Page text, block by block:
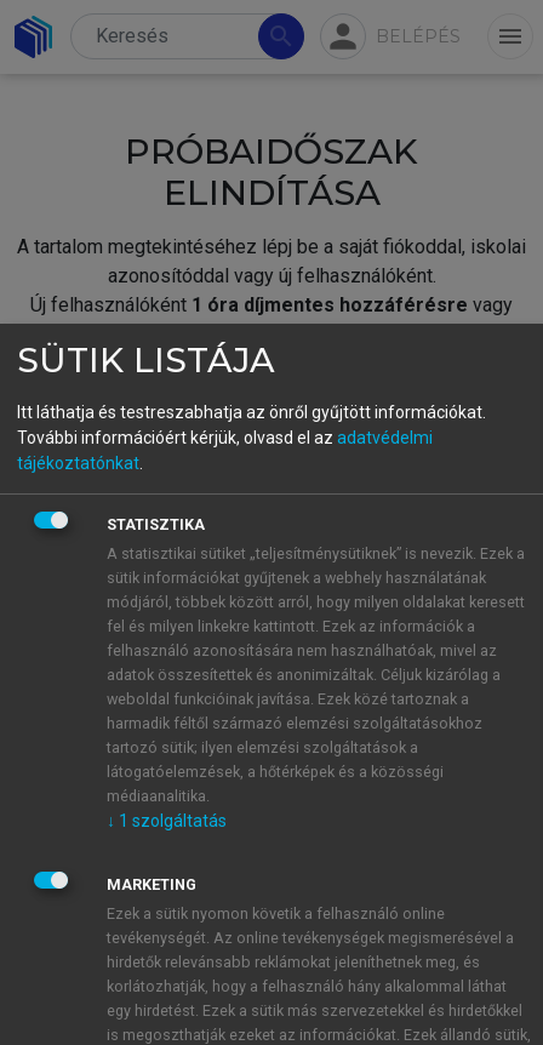
search person BELÉPÉS menu
PRÓBAIDŐSZAK
ELINDÍTÁSA
A tartalom megtekintéséhez lépj be a saját fiókoddal, iskolai
azonosítóddal vagy új felhasználóként.
Új felhasználóként 1 óra díjmentes hozzáférésre vagy
fiókoddal,vagy hozz létre új fiókot.
A regisztráció után apróbaidőszakautomatikusan
BELÉPÉS SAJÁT FIÓKKAL
ÚJ FIÓK LÉTREHOZÁSA
1 óra díjmentes hozzáférés
E-MAIL-CÍM
JELSZÓ
JELSZÓ ÚJRA
SÜTIK LISTÁJA
Itt láthatja és testreszabhatja az önről gyűjtött információkat.
További információért kérjük, olvasd el az adatvédelmi
tájékoztatónkat
STATISZTIKA
A statisztikai sütiket „teljesítménysütiknek” is nevezik. Ezek a
sütik információkat gyűjtenek a webhely használatának
módjáról, többek között arról, hogy milyen oldalakat keresett
fel és milyen linkekre kattintott. Ezek az információk a
felhasználó azonosítására nem használhatóak, mivel az
adatok összesítettek és anonimizáltak. Céljuk kizárólag a
weboldal funkcióinak javítása. Ezek közé tartoznak a
harmadik féltől származó elemzési szolgáltatásokhoz
tartozó sütik; ilyen elemzési szolgáltatások a
látogatóelemzések, a hőtérképek és a közösségi
médiaanalitika.
↓ 1 szolgáltatás
MARKETING
Ezek a sütik nyomon követik a felhasználó online
tevékenységét. Az online tevékenységek megismerésével a
hirdetők relevánsabb reklámokat jeleníthetnek meg, és
korlátozhatják, hogy a felhasználó hány alkalommal láthat
egy hirdetést. Ezek a sütik más szervezetekkel és hirdetőkkel
is megoszthatják ezeket az információkat. Ezek állandó sütik,